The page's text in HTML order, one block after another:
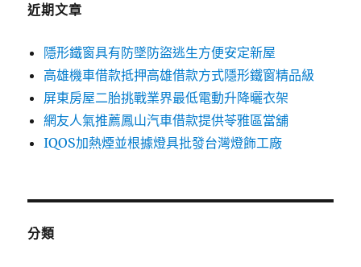
近期文章
隱形鐵窗具有防墜防盜逃生方便安定新屋
高雄機車借款抵押高雄借款方式隱形鐵窗精品級
屏東房屋二胎挑戰業界最低電動升降曬衣架
網友人氣推薦鳳山汽車借款提供苓雅區當舖
IQOS加熱煙並根據燈具批發台灣燈飾工廠
分類